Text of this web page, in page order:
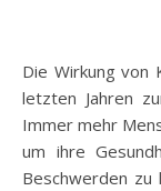
Die Wirkung von Kohletabletten ist ein Thema, das in den
letzten Jahren
Immer mehr
um ihre
Beschwerden zu